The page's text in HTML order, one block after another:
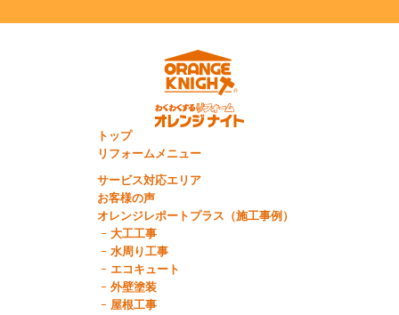
トップ
リフォームメニュー
サービス対応エリア
お客様の声
オレンジレポートプラス（施工事例）
大工工事
水周り工事
エコキュート
外壁塗装
屋根工事